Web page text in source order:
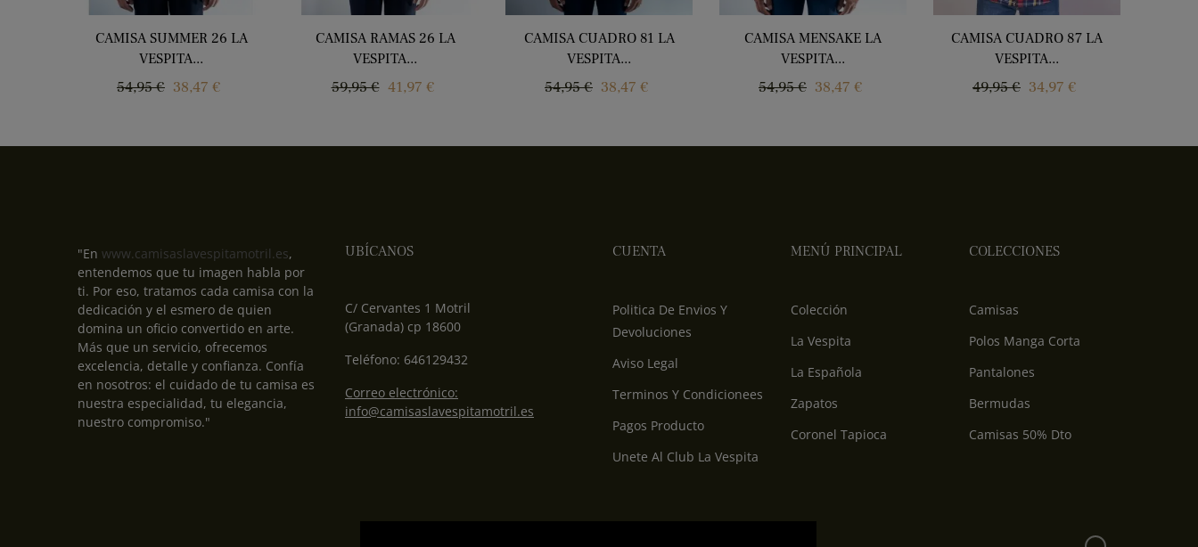
CAMISA SUMMER 26 LA
VESPITA...
Precio
54,95 € Precio
38,47 €
CAMISA RAMAS 26 LA
VESPITA...
Precio
59,95 € Precio
41,97 €
CAMISA CUADRO 81 LA
VESPITA...
Precio
54,95 € Precio
38,47 €
CAMISA MENSAKE LA
VESPITA...
Precio
54,95 € Precio
38,47 €
CAMISA CUADRO 87 LA
VESPITA...
Precio
49,95 € Precio
34,97 €
"En www.camisaslavespitamotril.es,
entendemos que tu imagen habla por
ti. Por eso, tratamos cada camisa con la
dedicación y el esmero de quien
domina un oficio convertido en arte.
Más que un servicio, ofrecemos
excelencia, detalle y confianza. Confía
en nosotros: el cuidado de tu camisa es
nuestra especialidad, tu elegancia,
nuestro compromiso."
UBÍCANOS
C/ Cervantes 1 Motril
(Granada) cp 18600
Teléfono: 646129432
Correo electrónico:
info@camisaslavespitamotril.es
CUENTA
Politica De Envios Y
Devoluciones
Aviso Legal
Terminos Y Condicionees
Pagos Producto
Unete Al Club La Vespita
MENÚ PRINCIPAL
Colección
La Vespita
La Española
Zapatos
Coronel Tapioca
COLECCIONES
Camisas
Polos Manga Corta
Pantalones
Bermudas
Camisas 50% Dto